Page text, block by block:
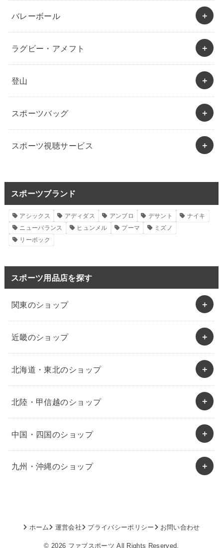
バレーボール
ラグビー・アメフト
登山
スポーツバッグ
スポーツ視聴サービス
スポーツブランド
アシックス アディダス アンブロ デサント
ナイキ
ニューバランス
ヒュンメル プーマ
ミズノ
リーボック
スポーツ用品店を探す
関東のショップ
近畿のショップ
北海道・東北のショップ
北陸・甲信越のショップ
中国・四国のショップ
九州・沖縄のショップ
ホーム 運営会社 プライバシーポリシー お問い合わせ
© 2026 ファブスポーツ All Rights Reserved.